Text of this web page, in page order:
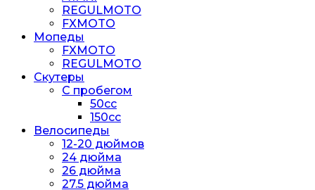
REGULMOTO
FXMOTO
Мопеды
FXMOTO
REGULMOTO
Скутеры
С пробегом
50cc
150cc
Велосипеды
12-20 дюймов
24 дюйма
26 дюйма
27.5 дюйма